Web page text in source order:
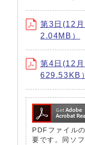
第3日(12
2.04MB）
第4日(12
629.53KB）
PDFファイル
要です。同ソ